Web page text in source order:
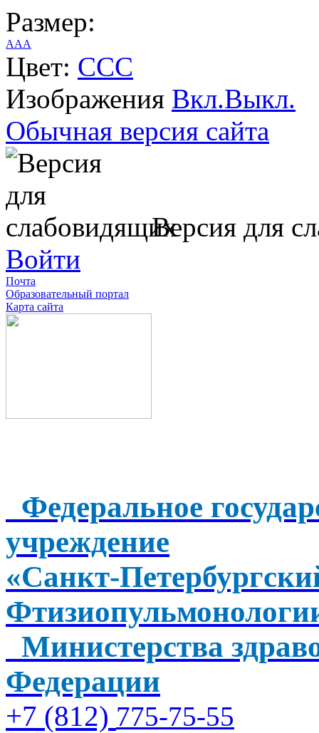
Размер:
AAA
Цвет: CCC
Изображения Вкл.Выкл.
Обычная версия сайта
Версия для
Войти
Почта
Образовательный портал
Карта сайта
Федеральное
учреждение
«Санкт-
Министерства
Федерации
+7 (812) 775-75-55